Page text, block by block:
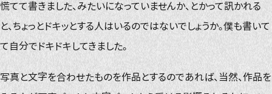
慌てて書きました、みたいになっていませんか、とかって訊かれる
と、ちょっとドキッとする人はいるのではないでしょうか。僕も書いて
て自分でドキドキしてきました。
写真と文字を合わせたものを作品とするのであれば、当然、作品を